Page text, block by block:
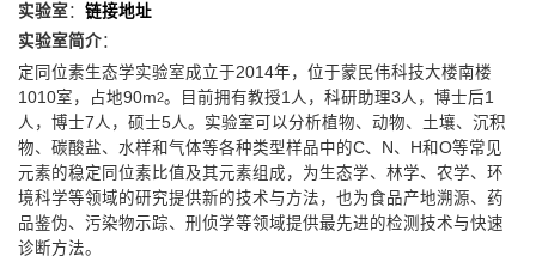
实验室： 链接地址
实验室简介：
定同位素生态学实验室成立于2014年，位于蒙民伟科技大楼南楼
1010室，占地90m2。目前拥有教授1人，科研助理3人，博士后1
人，博士7人，硕士5人。实验室可以分析植物、动物、土壤、沉积
物、碳酸盐、水样和气体等各种类型样品中的C、N、H和O等常见
元素的稳定同位素比值及其元素组成，为生态学、林学、农学、环
境科学等领域的研究提供新的技术与方法，也为食品产地溯源、药
品鉴伪、污染物示踪、刑侦学等领域提供最先进的检测技术与快速
诊断方法。